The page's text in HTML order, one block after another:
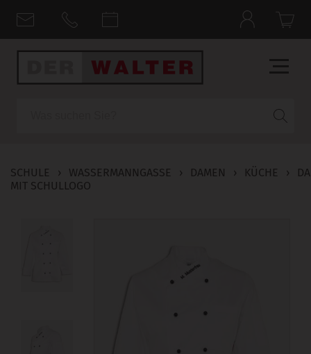
SCHULE › WASSERMANNGASSE › DAMEN › KÜCHE ›
MIT SCHULLOGO